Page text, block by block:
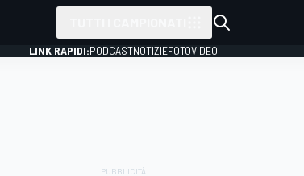
LINK RAPIDI:PODCASTNOTIZIEFOTOVIDEO